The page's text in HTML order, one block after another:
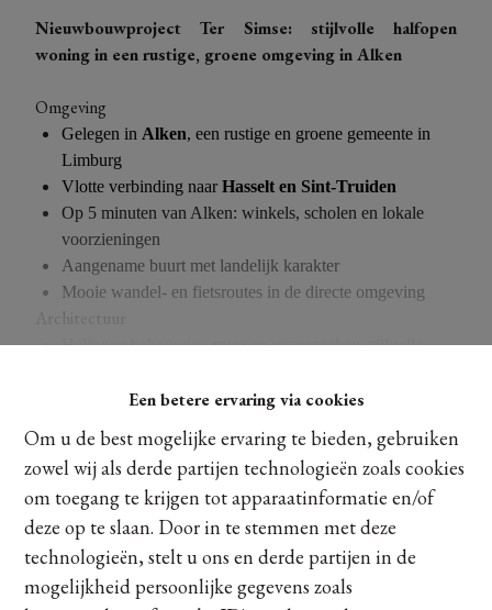
Een betere ervaring via cookies
Om u de best mogelijke ervaring te bieden, gebruiken
zowel wij als derde partijen technologieën zoals cookies
om toegang te krijgen tot apparaatinformatie en/of
deze op te slaan. Door in te stemmen met deze
technologieën, stelt u ons en derde partijen in de
mogelijkheid persoonlijke gegevens zoals
Nieuwbouwproject Ter Simse: stijlvolle halfopen
woning in een rustige, groene omgeving in Alken
Omgeving
Gelegen in Alken, een rustige en groene gemeente in
Limburg
Vlotte verbinding naar Hasselt en Sint-Truiden
Op 5 minuten van Alken: winkels, scholen en lokale
voorzieningen
Aangename buurt met landelijk karakter
Mooie wandel- en fietsroutes in de directe omgeving
Architectuur
Halfopen bebouwing met een uitgesproken stijlvolle
Tijdloze vormgeving met kwalitatieve materialen en
Grote raampartijen zorgen voor maximale lichtinval en
een sterke connectie met de tuin.
Architectuur die modern comfort combineert met een
warme en stijlvolle uitstraling.
Mogelijkheid totpersoonlijke keuzes(architectuur,
gevelsteen, dakpannen, kleuren, )
Ontdek meer
Delen